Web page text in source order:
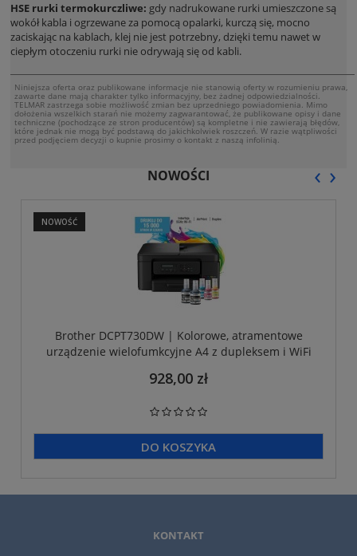
HSE rurki termokurczliwe: gdy nadrukowane rurki umieszczone są
wokół kabla i ogrzewane za pomocą opalarki, kurczą się, mocno
zaciskając na kablach, klej nie jest potrzebny, dzięki temu nawet w
ciepłym otoczeniu rurki nie odrywają się od kabli.
Niniejsza oferta oraz publikowane informacje nie stanowią oferty w rozumieniu prawa,
zawarte dane mają charakter tylko informacyjny, bez żadnej odpowiedzialności.
TELMAR zastrzega sobie możliwość zmian bez uprzedniego powiadomienia. Mimo
dołożenia wszelkich starań nie możemy zagwarantować, że publikowane opisy i dane
techniczne (pochodzące ze stron producentów) są kompletne i nie zawierają błędów,
które jednak nie mogą być podstawą do jakichkolwiek roszczeń. W razie wątpliwości
przed podjęciem decyzji o kupnie prosimy o kontakt z naszą infolinią.
NOWOŚCI
Brother DCPT730DW | Kolorowe, atramentowe
urządzenie wielofumkcyjne A4 z dupleksem i WiFi
928,00 zł
DO KOSZYKA
NOWOŚĆ
‹ ›
KONTAKT